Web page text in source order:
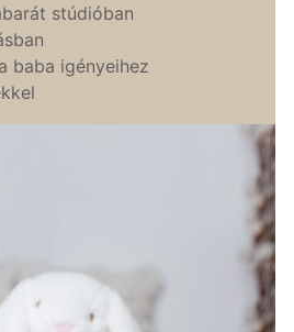
stúdióban
baba igényeihez